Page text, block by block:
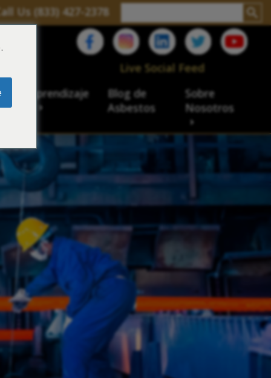
Us (833) 427-2378
Live Social Feed
de veteranos
laboral
de aprendizaje
Blog de
Asbestos
Sobre
Nosotros